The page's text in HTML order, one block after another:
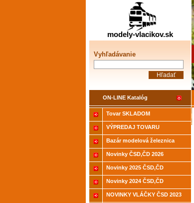
Tovar SKLADOM
VÝPREDAJ TOVARU
Bazár modelová železnica
Novinky ČSD,ČD 2026
Novinky 2025 ČSD,ČD
Novinky 2024 ČSD,ČD
NOVINKY VLÁČKY ČSD 2023
modely-vlacikov.sk
Vyhľadávanie
ON-LINE Katalóg